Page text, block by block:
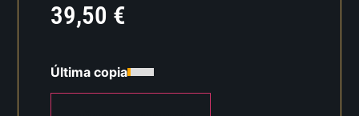
39,50 €
Última copia